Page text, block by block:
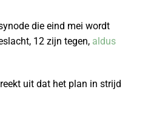
die eind mei wordt
12 zijn tegen, aldus
uit dat het plan in strijd